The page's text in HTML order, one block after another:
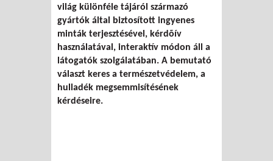
világ különféle tájáról származó
gyártók által biztosított ingyenes
minták terjesztésével, kérdõív
használatával, interaktív módon áll a
látogatók szolgálatában. A bemutató
választ keres a természetvédelem, a
hulladék megsemmisítésének
kérdéseire.